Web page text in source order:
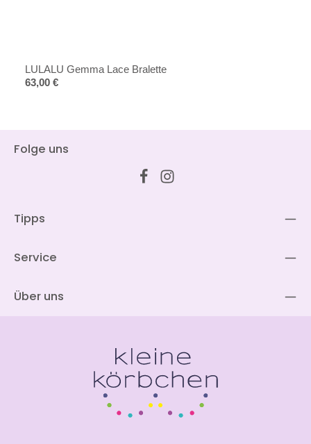
LULALU Gemma Lace Bralette
Regulärer Preis:
63,00 €
Folge uns
Tipps
Service
Über uns